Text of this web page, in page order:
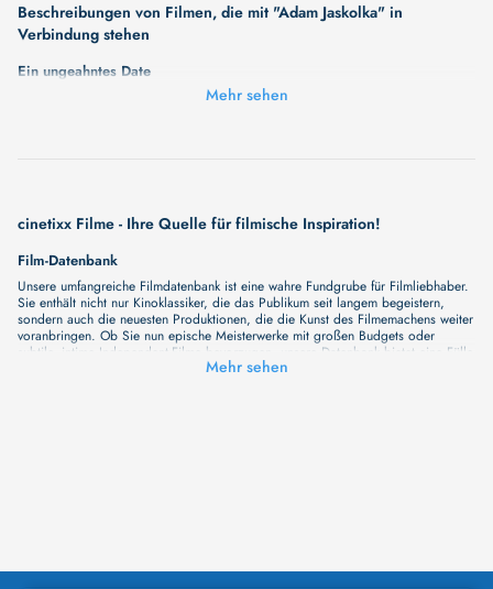
Beschreibungen von Filmen, die mit "Adam Jaskolka" in
Verbindung stehen
Ein ungeahntes Date
Mehr sehen
cinetixx Filme - Ihre Quelle für filmische Inspiration!
Film-Datenbank
Unsere umfangreiche Filmdatenbank ist eine wahre Fundgrube für Filmliebhaber.
Sie enthält nicht nur Kinoklassiker, die das Publikum seit langem begeistern,
sondern auch die neuesten Produktionen, die die Kunst des Filmemachens weiter
voranbringen. Ob Sie nun epische Meisterwerke mit großen Budgets oder
subtile, intime Independent-Filme bevorzugen, unsere Datenbank bietet eine Fülle
von Inhalten, die Ihr Herz und Ihren Geist berühren werden. Beim Durchstöbern
Kinematographie zu einer noch faszinierenderen Welt werden, die Sie erkunden
Mehr sehen